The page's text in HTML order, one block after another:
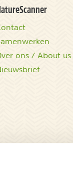
ons / About us